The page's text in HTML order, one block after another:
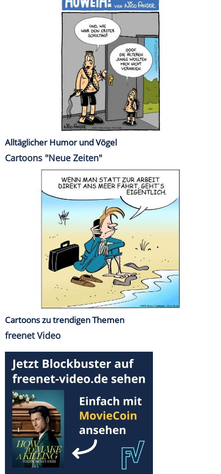
Alltäglicher Humor und Vögel
Cartoons "Neue Zeiten"
Cartoons zu trendigen Themen
freenet Video